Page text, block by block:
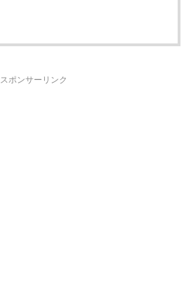
スポンサーリンク